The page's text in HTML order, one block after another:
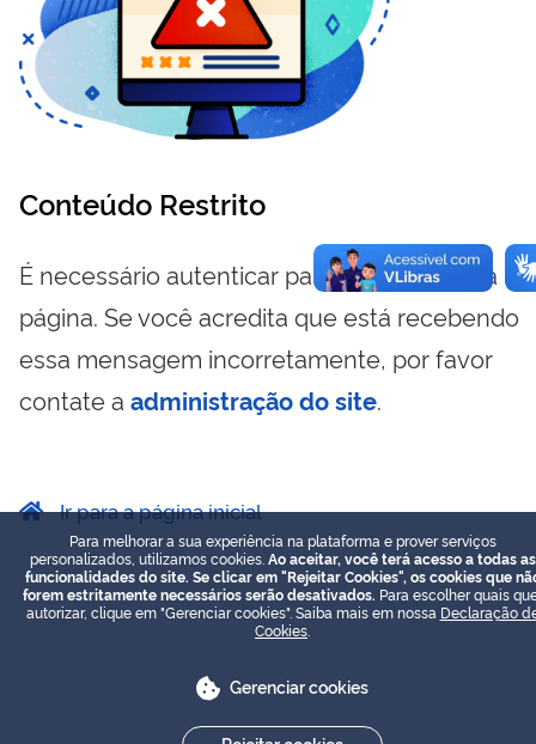
Conteúdo Restrito
É necessário autenticar para visualizar essa
página. Se você acredita que está recebendo
essa mensagem incorretamente, por favor
contate a administração do site.
Ir para a página inicial
Para melhorar a sua experiência na plataforma e prover serviços
personalizados, utilizamos cookies. Ao aceitar, você terá acesso a todas as
funcionalidades do site. Se clicar em "Rejeitar Cookies", os cookies que
forem estritamente necessários serão desativados. Para escolher quais
autorizar, clique em "Gerenciar cookies". Saiba mais em nossa Declaração
Cookies
Gerenciar cookies